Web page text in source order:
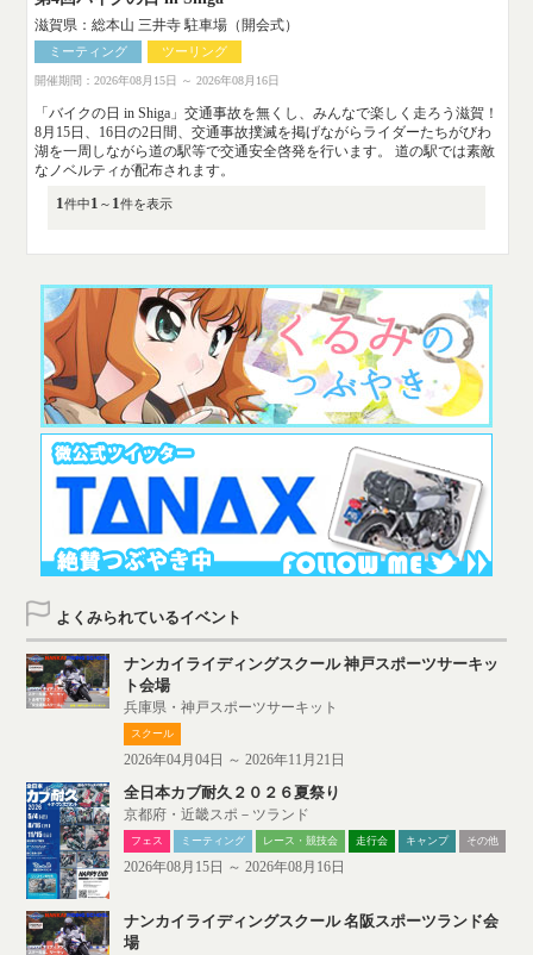
滋賀県：総本山 三井寺 駐車場（開会式）
ミーティング ツーリング
開催期間：2026年08月15日 ～ 2026年08月16日
「バイクの日 in Shiga」交通事故を無くし、みんなで楽しく走ろう滋賀！
8月15日、16日の2日間、交通事故撲滅を掲げながらライダーたちがびわ
湖を一周しながら道の駅等で交通安全啓発を行います。 道の駅では素敵
なノベルティが配布されます。
1件中1 ～ 1件を表示
よくみられているイベント
ナンカイライディングスクール 神戸スポーツサーキッ
ト会場
兵庫県・神戸スポーツサーキット
スクール
2026年04月04日 ～ 2026年11月21日
全日本カブ耐久２０２６夏祭り
京都府・近畿スポ－ツランド
フェス ミーティング レース・競技会 走行会 キャンプ その他
2026年08月15日 ～ 2026年08月16日
ナンカイライディングスクール 名阪スポーツランド会
場